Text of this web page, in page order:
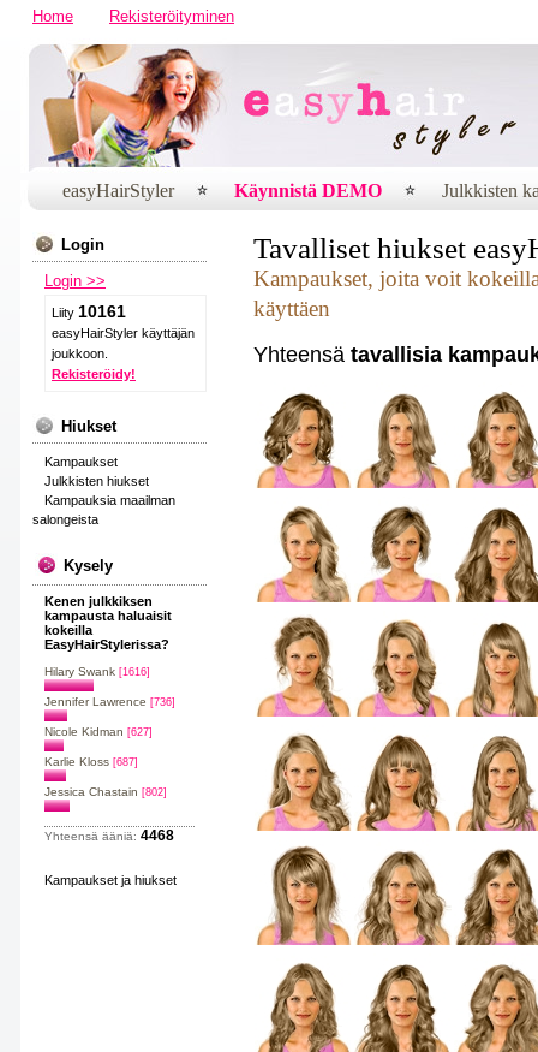
Home Rekisteröityminen
easyHairStyler Käynnistä DEMO Julkkisten
Login
Login >>
Liity 10161
easyHairStyler käyttäjän
joukkoon.
Rekisteröidy!
Hiukset
Kampaukset
Julkkisten hiukset
Kampauksia maailman
salongeista
Kysely
Kenen julkkiksen
kampausta haluaisit
kokeilla
EasyHairStylerissa?
Hilary Swank [1616]
Jennifer Lawrence [736]
Nicole Kidman [627]
Karlie Kloss [687]
Jessica Chastain [802]
Yhteensä ääniä: 4468
Kampaukset ja hiukset
Tavalliset hiukset
Kampaukset, joita voit
käyttäen
Yhteensä tavallisia